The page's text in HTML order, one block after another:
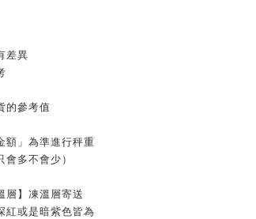
差異
的參考值
額」為準進行秤重
多不會少）
層】凍溫層寄送
紅或是暗紫色皆為